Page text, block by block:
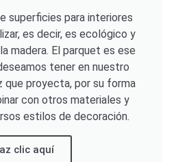
superficies para interiores
es decir, es ecológico y
madera. El parquet es ese
tener en nuestro
que proyecta, por su forma
con otros materiales y
estilos de decoración.
clic aquí